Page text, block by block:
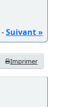
-Suivant »
Imprimer